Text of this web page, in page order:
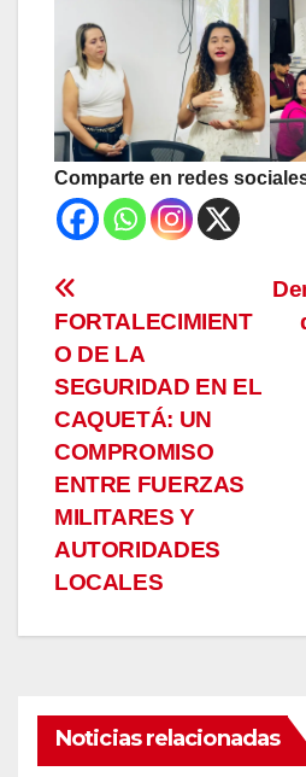
Comparte en redes
Navegación
de
entradas
FORTALECIMIENT
O DE LA
SEGURIDAD EN EL
CAQUETÁ: UN
COMPROMISO
ENTRE FUERZAS
MILITARES Y
AUTORIDADES
LOCALES
Noticias relacionadas